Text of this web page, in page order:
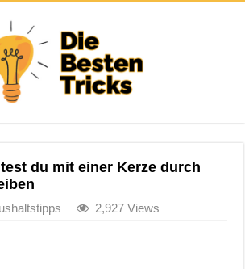
du mit einer Kerze durch
2,927 Views